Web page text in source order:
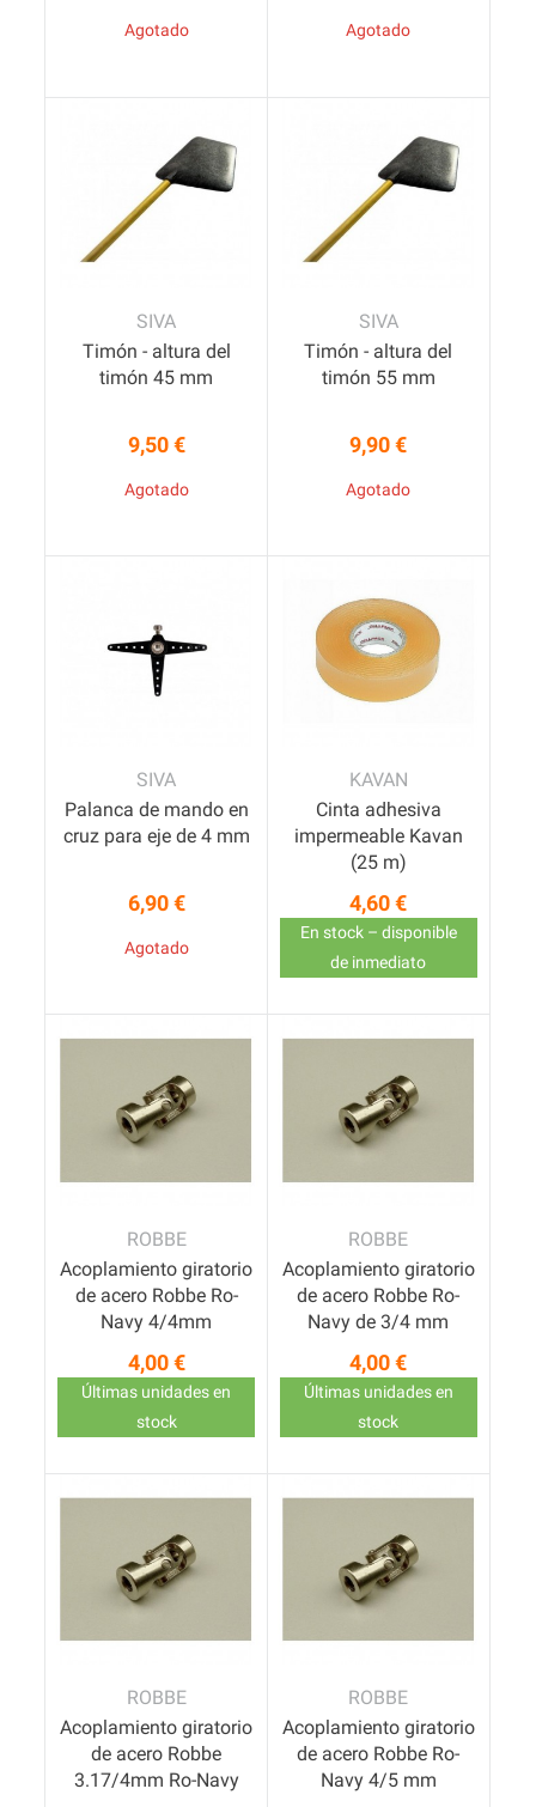
Agotado Agotado
SIVA
Timón - altura del
timón 45 mm
Precio
9,50 €
Agotado
SIVA
Timón - altura del
timón 55 mm
Precio
9,90 €
Agotado
SIVA
Palanca de mando en
cruz para eje de 4 mm
Precio
6,90 €
Agotado
KAVAN
Cinta adhesiva
impermeable Kavan
(25 m)
Precio
4,60 €
En stock – disponible
de inmediato
ROBBE
Acoplamiento giratorio
de acero Robbe Ro-
Navy 4/4mm
Precio
4,00 €
Últimas unidades en
stock
ROBBE
Acoplamiento giratorio
de acero Robbe Ro-
Navy de 3/4 mm
Precio
4,00 €
Últimas unidades en
stock
ROBBE
Acoplamiento giratorio
de acero Robbe
3.17/4mm Ro-Navy
ROBBE
Acoplamiento giratorio
de acero Robbe Ro-
Navy 4/5 mm